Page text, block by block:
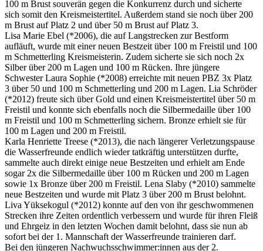
100 m Brust souverän gegen die Konkurrenz durch und sicherte
sich somit den Kreismeistertitel. Außerdem stand sie noch über 200
m Brust auf Platz 2 und über 50 m Brust auf Platz 3.
Lisa Marie Ebel (*2006), die auf Langstrecken zur Bestform
aufläuft, wurde mit einer neuen Bestzeit über 100 m Freistil und 100
m Schmetterling Kreismeisterin. Zudem sicherte sie sich noch 2x
Silber über 200 m Lagen und 100 m Rücken. Ihre jüngere
Schwester Laura Sophie (*2008) erreichte mit neuen PBZ 3x Platz
3 über 50 und 100 m Schmetterling und 200 m Lagen. Lia Schröder
(*2012) freute sich über Gold und einen Kreismeistertitel über 50 m
Freistil und konnte sich ebenfalls noch die Silbermedaille über 100
m Freistil und 100 m Schmetterling sichern. Bronze erhielt sie für
100 m Lagen und 200 m Freistil.
Karla Henriette Treese (*2013), die nach längerer Verletzungspause
die Wasserfreunde endlich wieder tatkräftig unterstützen durfte,
sammelte auch direkt einige neue Bestzeiten und erhielt am Ende
sogar 2x die Silbermedaille über 100 m Rücken und 200 m Lagen
sowie 1x Bronze über 200 m Freistil. Lena Slaby (*2010) sammelte
neue Bestzeiten und wurde mit Platz 3 über 200 m Brust belohnt.
Liva Yüksekogul (*2012) konnte auf den von ihr geschwommenen
Strecken ihre Zeiten ordentlich verbessern und wurde für ihren Fleiß
und Ehrgeiz in den letzten Wochen damit belohnt, dass sie nun ab
sofort bei der 1. Mannschaft der Wasserfreunde trainieren darf.
Bei den jüngeren Nachwuchsschwimmer:innen aus der 2.